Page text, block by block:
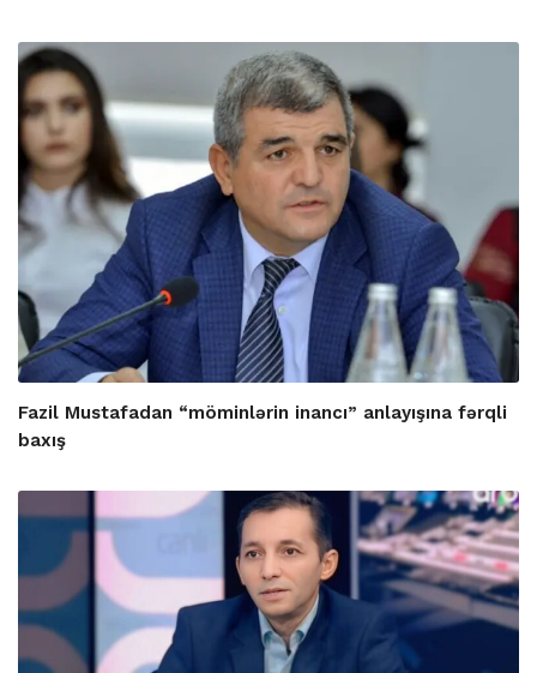
Fazil Mustafadan “möminlərin inancı” anlayışına fərqli
baxış